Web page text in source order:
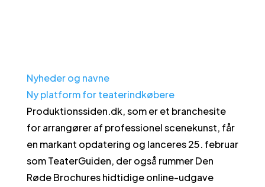
Nyheder og navne
Ny platform for teaterindkøbere
Produktionssiden.dk, som er et branchesite
for arrangører af professionel scenekunst, får
en markant opdatering og lanceres 25. februar
som TeaterGuiden, der også rummer Den
Røde Brochures hidtidige online-udgave